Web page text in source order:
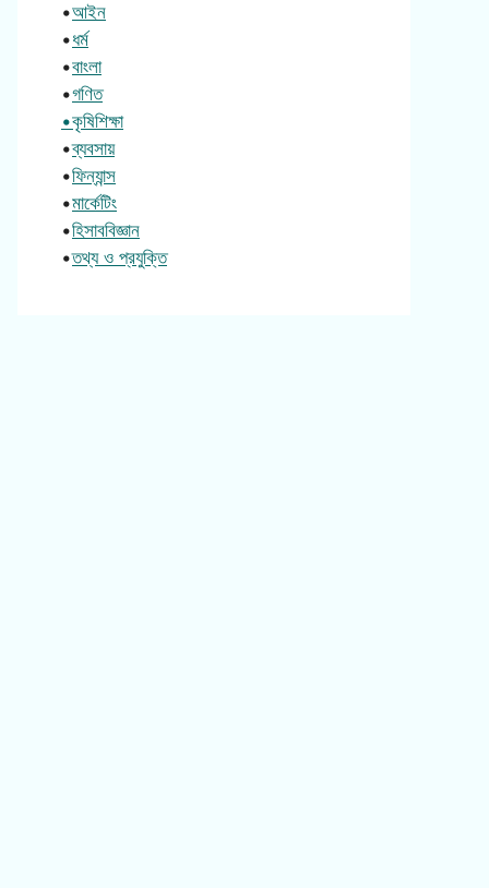
•আইন
•ধর্ম
•বাংলা
•গণিত
•কৃষিশিক্ষা
•ব্যবসায়
•ফিন্যান্স
•মার্কেটিং
•হিসাববিজ্ঞান
•তথ্য ও প্রযুক্তি